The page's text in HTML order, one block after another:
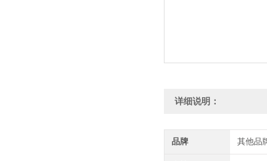
详细说明：
品牌 其他品